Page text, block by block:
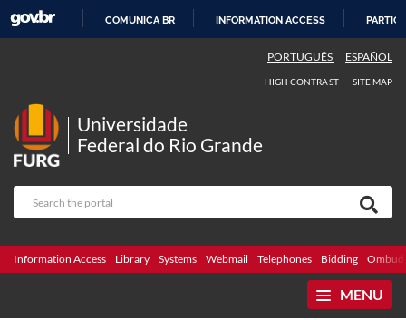
COMUNICA BR INFORMATION ACCESS
PORTUGUÊS ESPAÑOL
HIGH CONTRAST SITE MAP
Universidade
Federal do Rio Grande
Information Access Library Systems Webmail Telephones Bidding
MENU